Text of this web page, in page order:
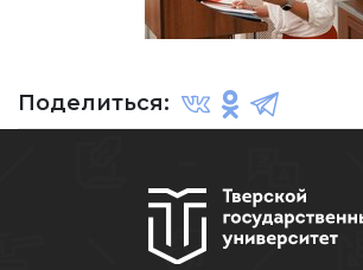
Поделиться: